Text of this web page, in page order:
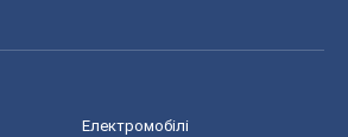
Електромобілі